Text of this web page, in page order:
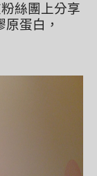
絲團上分享
蛋白，